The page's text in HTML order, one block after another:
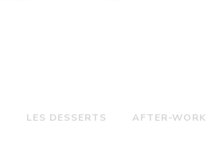
LES DESSERTS AFTER-WORK